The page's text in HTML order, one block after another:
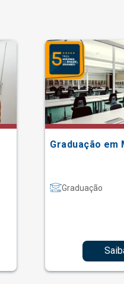
Graduação em
Graduação